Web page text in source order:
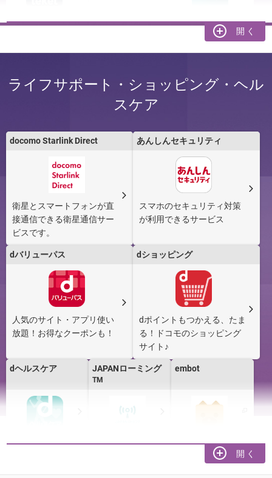
ひかりＴＶ
爆アゲセレクショ
Netflix
Spotify Premium
dミュージック
powered by レコチ
ョク
じ
ドコモテレビター
ミナルアプリ
ライフサポート・ショッピング・ヘル
スケア
docomo Starlink Direct
衛星とスマートフォンが直
接通信できる衛星通信サー
ビスです。
あんしんセキュリティ
スマホのセキュリティ対策
が利用できるサービス
dバリューパス
人気のサイト・アプリ使い
放題！お得なクーポンも！
dショッピング
dポイントもつかえる、たま
る！ドコモのショッピング
サイト♪
dヘルスケア JAPANローミング
TM
embot
SyncMe
dバリューパス パッ
dカーシェア